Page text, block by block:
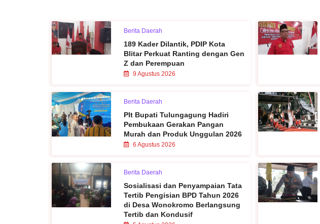
Berita Daerah
189 Kader Dilantik, PDIP Kota
Blitar Perkuat Ranting dengan Gen
Z dan Perempuan
9 Agustus 2026
Berita Daerah
Plt Bupati Tulungagung Hadiri
Pembukaan Gerakan Pangan
Murah dan Produk Unggulan 2026
6 Agustus 2026
Berita Daerah
Sosialisasi dan Penyampaian Tata
Tertib Pengisian BPD Tahun 2026
di Desa Wonokromo Berlangsung
Tertib dan Kondusif